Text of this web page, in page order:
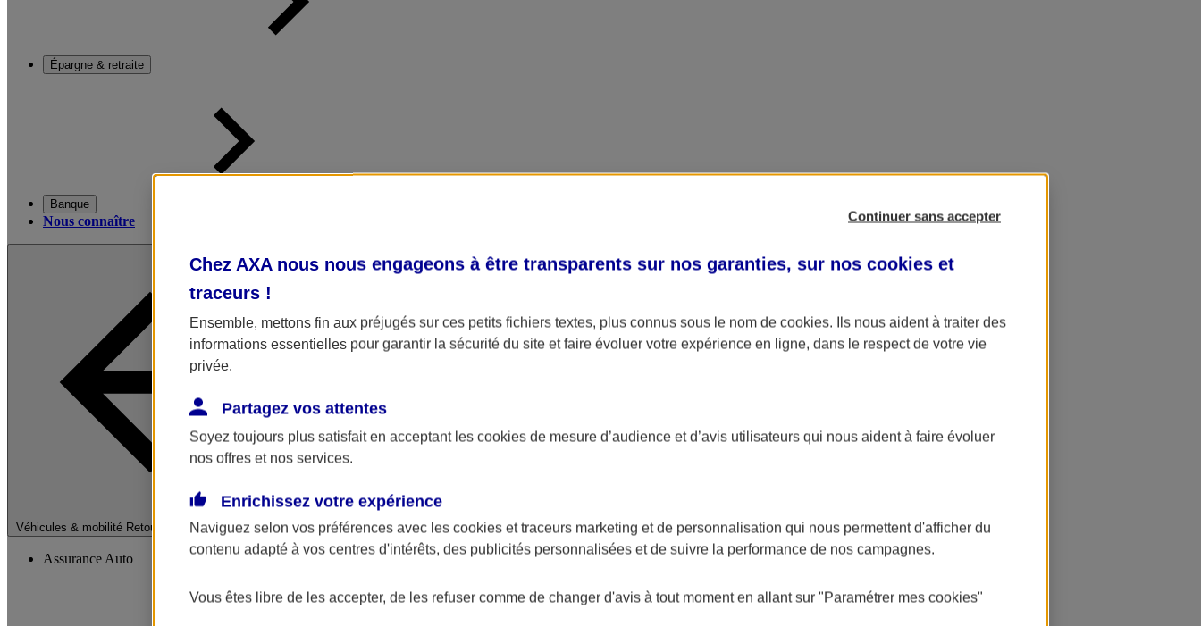
Épargne & retraite
Banque
Nous connaître
Véhicules & mobilité Retour à la section précédente
Fermer le menu principal
Assurance Auto
Continuer sans accepter
Chez AXA nous nous engageons à être transparents sur nos garanties, sur nos cookies et
traceurs !
Ensemble, mettons fin aux préjugés sur ces petits fichiers textes, plus connus sous le nom de cookies. Ils nous aident à traiter des
informations essentielles pour garantir la sécurité du site et faire évoluer votre expérience en ligne, dans le respect de votre vie
privée.
Partagez vos attentes
Soyez toujours plus satisfait en acceptant les cookies de mesure d’audience et d’avis utilisateurs qui nous aident à faire évoluer
nos offres et nos services.
Enrichissez votre expérience
Naviguez selon vos préférences avec les cookies et traceurs marketing et de personnalisation qui nous permettent d'afficher du
contenu adapté à vos centres d'intérêts, des publicités personnalisées et de suivre la performance de nos campagnes.
Vous êtes libre de les accepter, de les refuser comme de changer d'avis à tout moment en allant sur "Paramétrer mes cookies"